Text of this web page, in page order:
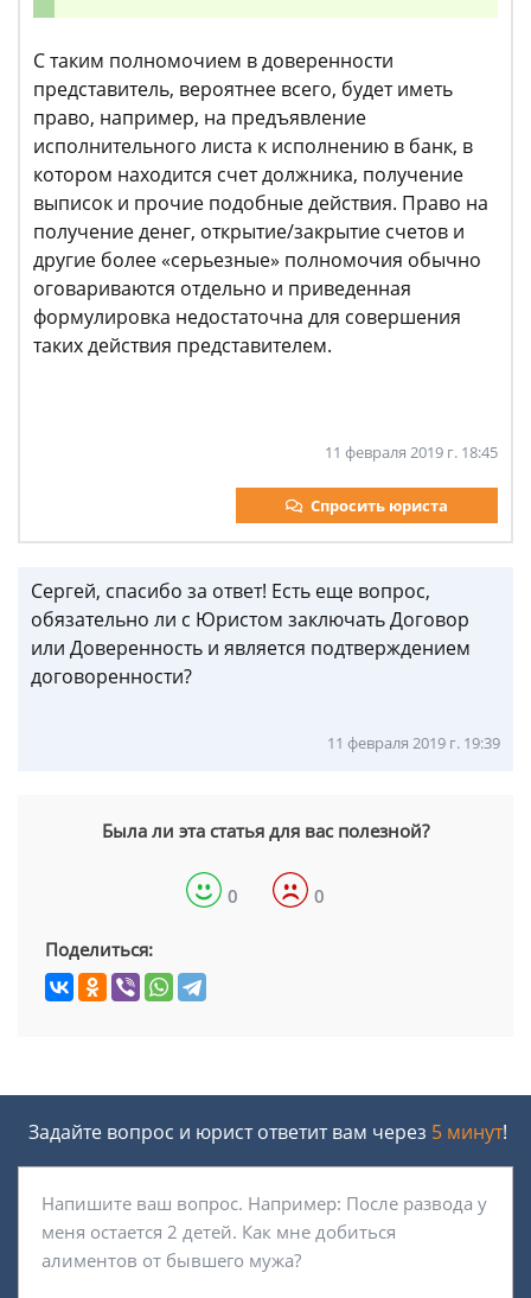
С таким полномочием в доверенности
представитель, вероятнее всего, будет иметь
право, например, на предъявление
исполнительного листа к исполнению в банк, в
котором находится счет должника, получение
выписок и прочие подобные действия. Право на
получение денег, открытие/закрытие счетов и
другие более «серьезные» полномочия обычно
оговариваются отдельно и приведенная
формулировка недостаточна для совершения
таких действия представителем.
11 февраля 2019 г. 18:45
Спросить юриста
Сергей, спасибо за ответ! Есть еще вопрос,
обязательно ли с Юристом заключать Договор
или Доверенность и является подтверждением
договоренности?
11 февраля 2019 г. 19:39
Была ли эта статья для вас полезной?
0 0
Поделиться:
Задайте вопрос и юрист ответит вам через 5 минут!